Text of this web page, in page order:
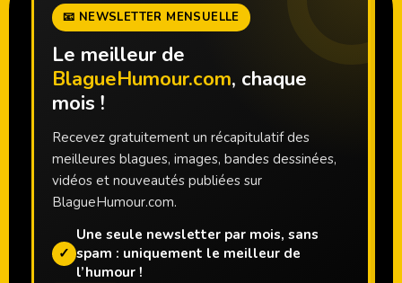
📧 NEWSLETTER MENSUELLE
Le meilleur de
BlagueHumour.com, chaque
mois !
Recevez gratuitement un récapitulatif des
meilleures blagues, images, bandes dessinées,
vidéos et nouveautés publiées sur
BlagueHumour.com.
✓
Une seule newsletter par mois, sans
spam : uniquement le meilleur de
l’humour !